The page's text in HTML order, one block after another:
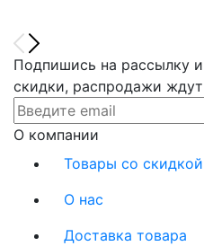
Подпишись на рассылку
скидки, распродажи
О компании
Товары со скидкой
О нас
Доставка товара